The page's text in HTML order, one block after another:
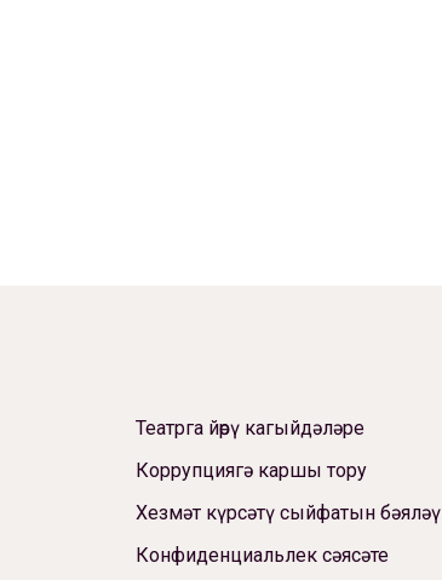
Театрга йөрү кагыйдәләре
Коррупциягә каршы тору
Хезмәт күрсәтү сыйфатын бәяләү
Конфиденциальлек сәясәте